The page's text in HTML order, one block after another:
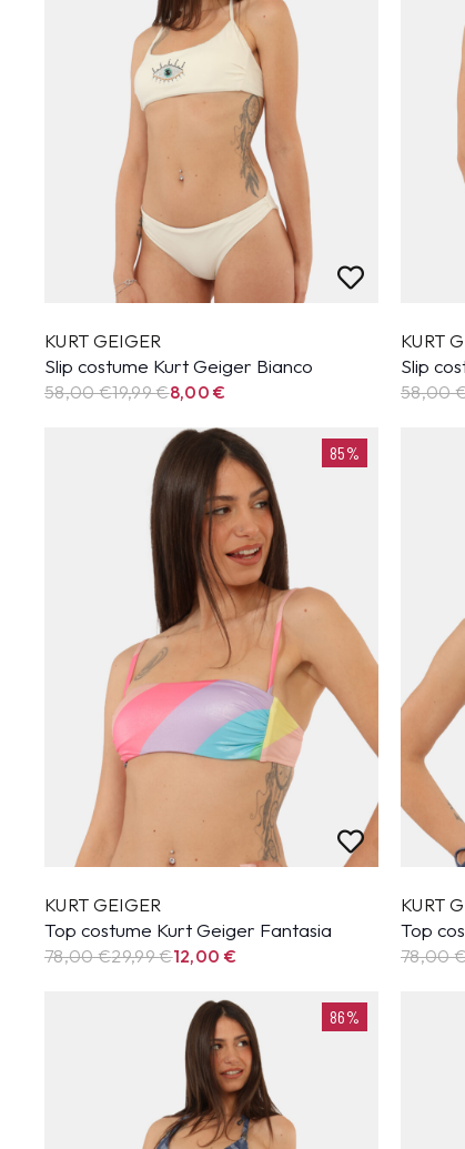
KURT GEIGER
Slip costume Kurt Geiger Bianco
58,00 €19,99€8,00€
KURT
Slip
58,00
85%
KURT GEIGER
Top costume Kurt Geiger Fantasia
78,00 €29,99€12,00 €
KURT
Top
78,00
86%